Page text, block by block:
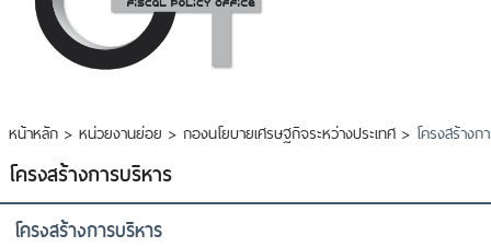
หน้าหลัก> หน่วยงานย่อย > กองนโยบายเศรษฐกิจระหว่างประเทศ> โครงสร้างก
โครงสร้างการบริหาร
โครงสร้างการบริหาร